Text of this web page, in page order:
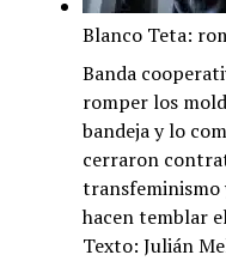
Blanco Teta:
Banda
romper los
bandeja y lo
cerraron
transfeminismo
hacen temblar
Texto: Julián